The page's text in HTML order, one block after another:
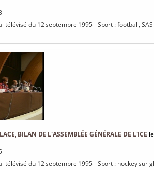
télévisé du 12 septembre 1995 - Sport : football,
BILAN DE L'ASSEMBLÉE GÉNÉRALE DE L'ICE
télévisé du 12 septembre 1995 - Sport : hockey sur